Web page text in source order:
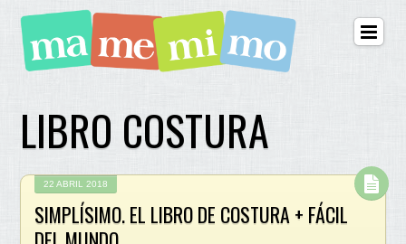
LIBRO COSTURA
22 ABRIL 2018
SIMPLÍSIMO. EL LIBRO DE COSTURA + FÁCIL